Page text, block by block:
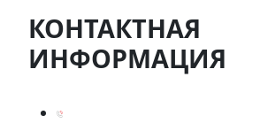
КОНТАКТНАЯ
ИНФОРМАЦИЯ